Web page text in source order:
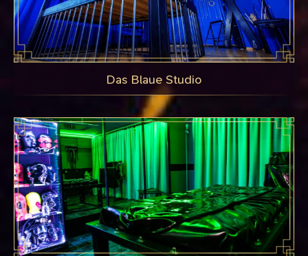
Das Blaue Studio